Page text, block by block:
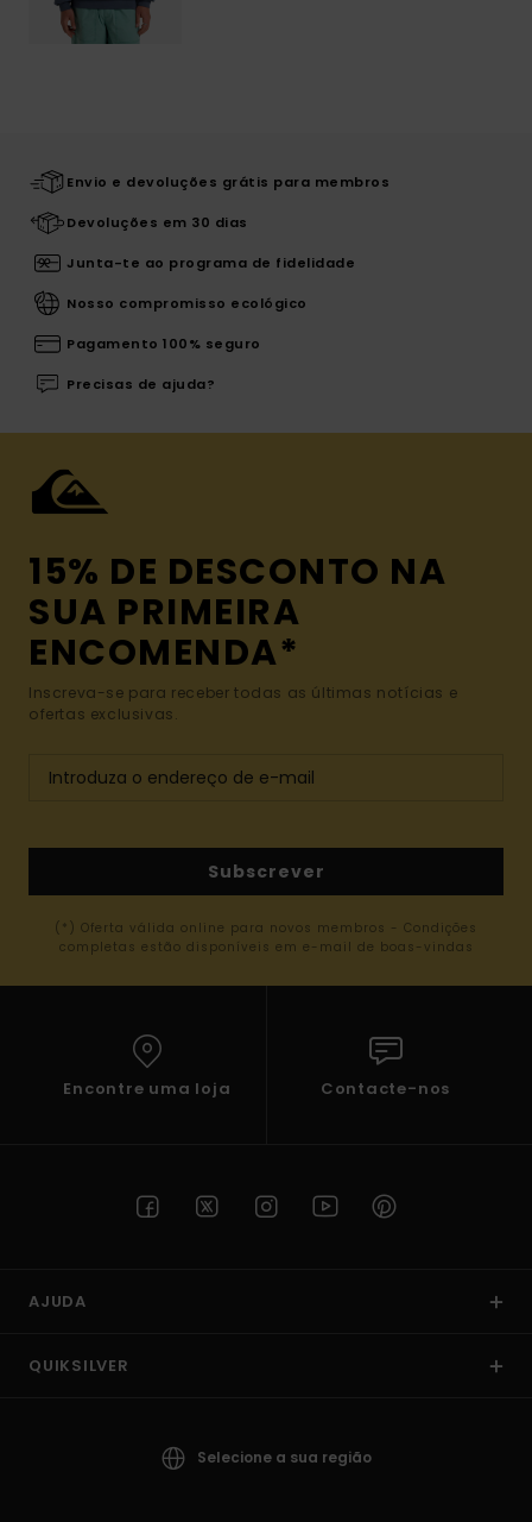
Envio e devoluções grátis para membros
Devoluções em 30 dias
Junta-te ao programa de fidelidade
Nosso compromisso ecológico
Pagamento 100% seguro
Precisas de ajuda?
15% DE DESCONTO NA
SUA PRIMEIRA
ENCOMENDA*
Inscreva-se para receber todas as últimas notícias e
ofertas exclusivas.
Subscrever
(*) Oferta válida online para novos membros - Condições
completas estão disponíveis em e-mail de boas-vindas
Encontre uma loja Contacte-nos
AJUDA
QUIKSILVER
Selecione a sua região